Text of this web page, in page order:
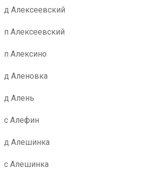
д Алексеевский
п Алексеевский
п Алексино
д Аленовка
д Алень
с Алефин
д Алешинка
с Алешинка